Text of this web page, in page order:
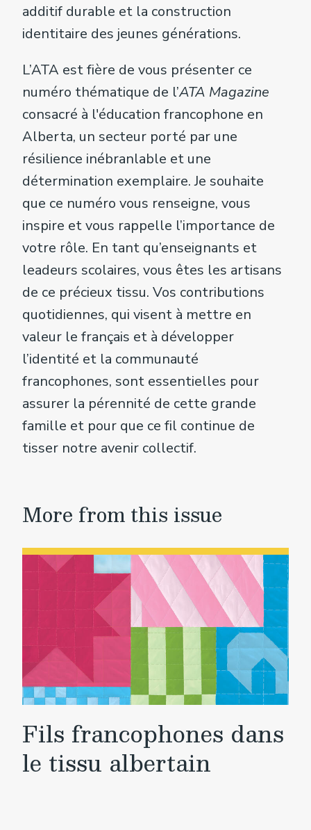
additif durable et la construction
identitaire des jeunes générations.
L’ATA est fière de vous présenter ce
numéro thématique de l’ATA Magazine
consacré à l'éducation francophone en
Alberta, un secteur porté par une
résilience inébranlable et une
détermination exemplaire. Je souhaite
que ce numéro vous renseigne, vous
inspire et vous rappelle l’importance de
votre rôle. En tant qu’enseignants et
leadeurs scolaires, vous êtes les artisans
de ce précieux tissu. Vos contributions
quotidiennes, qui visent à mettre en
valeur le français et à développer
l’identité et la communauté
francophones, sont essentielles pour
assurer la pérennité de cette grande
famille et pour que ce fil continue de
tisser notre avenir collectif.
More from this issue
Fils francophones dans
le tissu albertain